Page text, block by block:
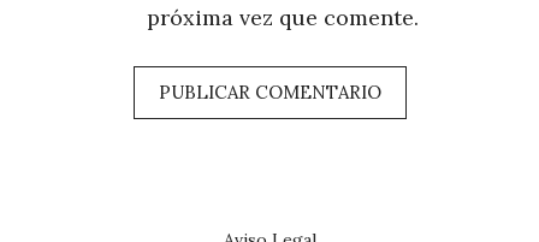
próxima vez que comente.